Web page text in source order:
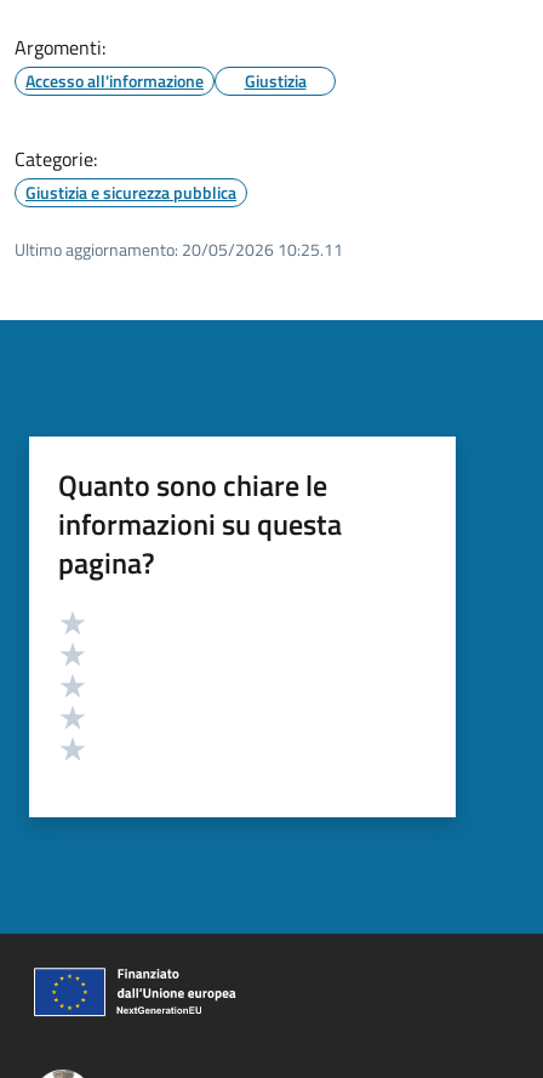
Argomenti:
Accesso all'informazione Giustizia
Categorie:
Giustizia e sicurezza pubblica
Ultimo aggiornamento: 20/05/2026 10:25.11
Quanto sono chiare le
informazioni su questa
pagina?
Valutazione